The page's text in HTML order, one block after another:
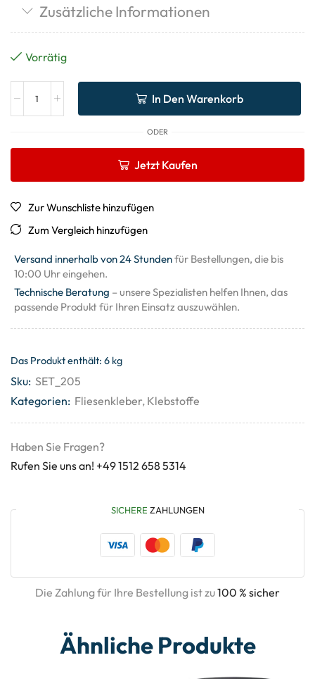
Zusätzliche Informationen
Vorrätig
In Den Warenkorb
ODER
Jetzt Kaufen
Zur Wunschliste hinzufügen
Zum Vergleich hinzufügen
Versand innerhalb von 24 Stundenfür Bestellungen, die bis
10:00 Uhr eingehen.
Technische Beratung – unsere Spezialisten helfen Ihnen, das
passende Produkt für Ihren Einsatz auszuwählen.
Das Produkt enthält: 6 kg
Sku: SET_205
Kategorien: Fliesenkleber, Klebstoffe
Haben Sie Fragen?
Rufen Sie uns an! +49 1512 658 5314
SICHERE ZAHLUNGEN
Die Zahlung für Ihre Bestellung ist zu100 % sicher
Ähnliche Produkte